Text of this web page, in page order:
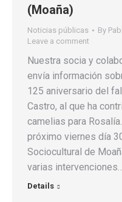
(Moaña)
Noticias públicas By
Leave a comment
Nuestra socia y
envía información
125 aniversario del
Castro, al que ha
camelias para
próximo viernes día
Sociocultural de
varias
Details